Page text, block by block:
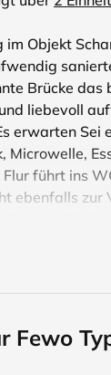
im Objekt
Brücke
liebevoll
erwarten Sei
Microwelle,
führt ins
ebenfalls zur
Fewo